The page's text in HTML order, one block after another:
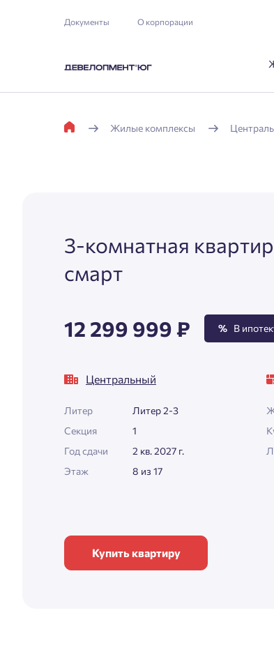
Документы О корпорации
Жилые комплексы
3-комнатная
смарт
12 299 999 ₽ % В
Центральный
Литер
Литер 2-3
Секция
1
Год сдачи
2 кв. 2027 г.
Этаж
8 из 17
Купить квартиру